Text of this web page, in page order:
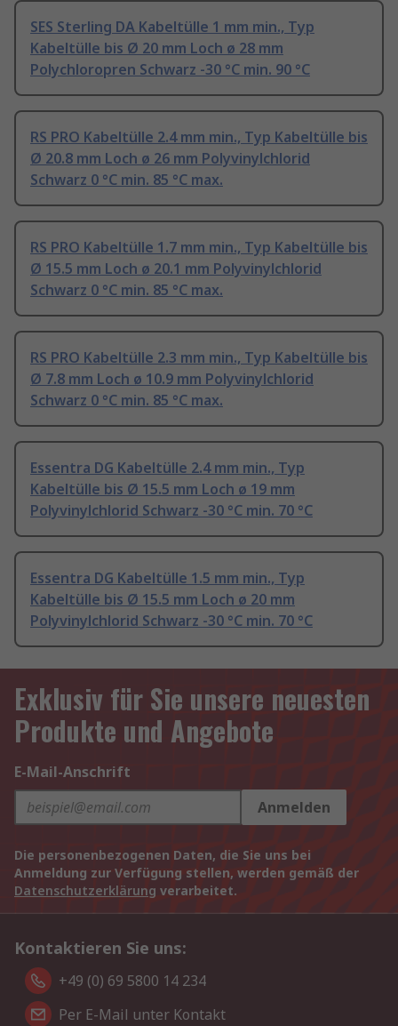
SES Sterling DA Kabeltülle 1 mm min., Typ
Kabeltülle bis Ø 20 mm Loch ø 28 mm
Polychloropren Schwarz -30 °C min. 90 °C
RS PRO Kabeltülle 2.4 mm min., Typ Kabeltülle bis
Ø 20.8 mm Loch ø 26 mm Polyvinylchlorid
Schwarz 0 °C min. 85 °C max.
RS PRO Kabeltülle 1.7 mm min., Typ Kabeltülle bis
Ø 15.5 mm Loch ø 20.1 mm Polyvinylchlorid
Schwarz 0 °C min. 85 °C max.
RS PRO Kabeltülle 2.3 mm min., Typ Kabeltülle bis
Ø 7.8 mm Loch ø 10.9 mm Polyvinylchlorid
Schwarz 0 °C min. 85 °C max.
Essentra DG Kabeltülle 2.4 mm min., Typ
Kabeltülle bis Ø 15.5 mm Loch ø 19 mm
Polyvinylchlorid Schwarz -30 °C min. 70 °C
Essentra DG Kabeltülle 1.5 mm min., Typ
Kabeltülle bis Ø 15.5 mm Loch ø 20 mm
Polyvinylchlorid Schwarz -30 °C min. 70 °C
Exklusiv für Sie unsere neuesten
Produkte und Angebote
E-Mail-Anschrift
Anmelden
Die personenbezogenen Daten, die Sie uns bei
Anmeldung zur Verfügung stellen, werden gemäß der
Datenschutzerklärung verarbeitet.
Kontaktieren Sie uns:
+49 (0) 69 5800 14 234
Per E-Mail unter Kontakt